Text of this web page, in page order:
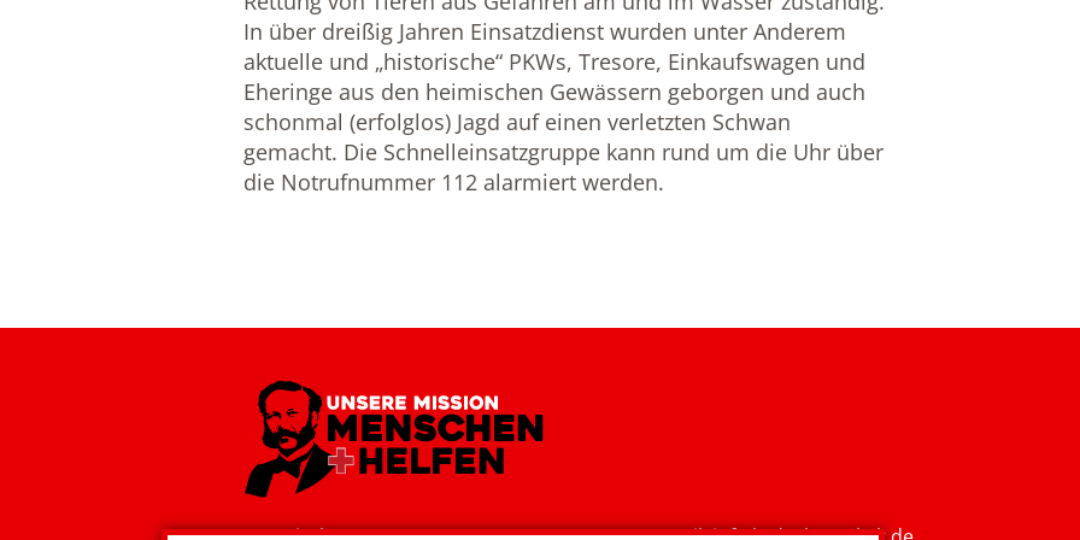
In über dreißig Jahren Einsatzdienst wurden unter Anderem
aktuelle und „historische“ PKWs, Tresore, Einkaufswagen und
Eheringe aus den heimischen Gewässern geborgen und auch
schonmal (erfolglos) Jagd auf einen verletzten Schwan
gemacht. Die Schnelleinsatzgruppe kann rund um die Uhr über
die Notrufnummer 112 alarmiert werden.